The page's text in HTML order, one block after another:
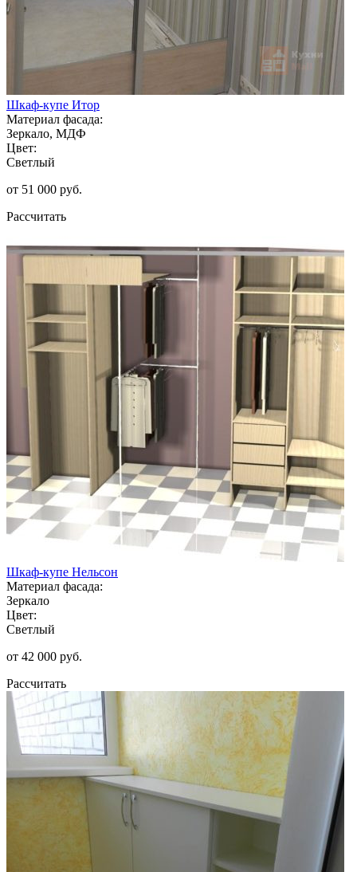
Шкаф-купе Итор
Материал фасада:
Зеркало, МДФ
Цвет:
Светлый
от 51 000 руб.
Рассчитать
Шкаф-купе Нельсон
Материал фасада:
Зеркало
Цвет:
Светлый
от 42 000 руб.
Рассчитать